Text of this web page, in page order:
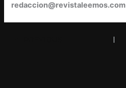
redaccion@revistaleemos.com